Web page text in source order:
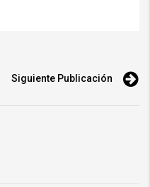
Siguiente Publicación